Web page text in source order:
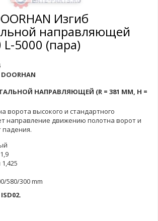
Изгиб
направляющей
L-5000 (пара)
DOORHAN
НАПРАВЛЯЮЩЕЙ (R = 381 ММ, Н =
ворота высокого и стандартного
направление движению полотна ворот и
падения.
580/300 mm